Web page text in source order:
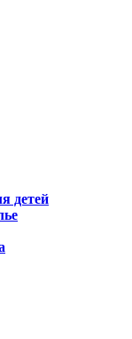
детей